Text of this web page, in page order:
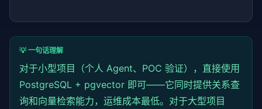
💡 一句话理解
对于小型项目（个人 Agent、POC 验证），直接使用
PostgreSQL + pgvector 即可——它同时提供关系查
询和向量检索能力，运维成本最低。对于大型项目